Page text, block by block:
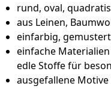
rund, oval,
aus Leinen,
einfarbig,
einfache
edle Stoffe für
ausgefallene